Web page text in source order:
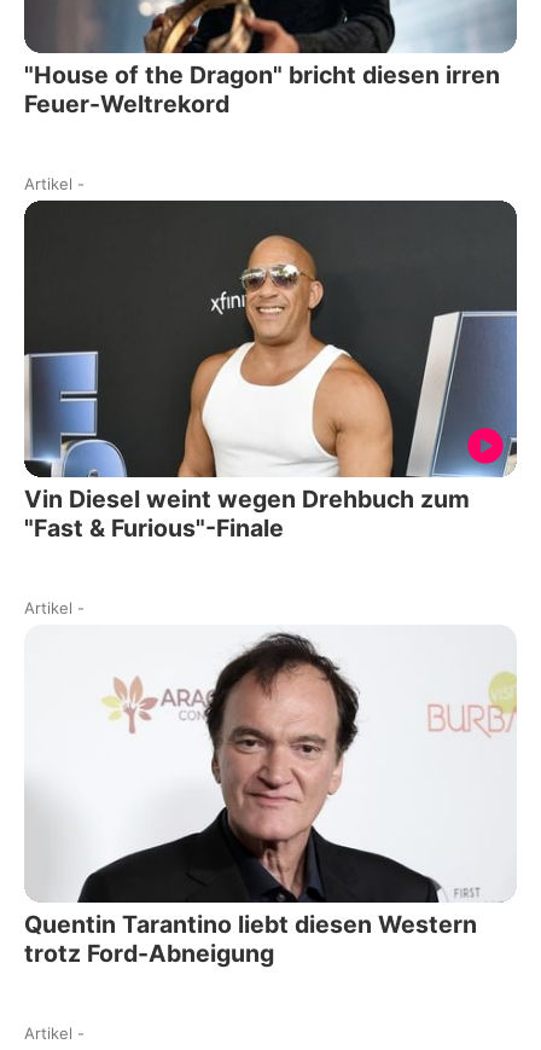
"House of the Dragon" bricht diesen irren
Feuer-Weltrekord
Artikel -
Vin Diesel weint wegen Drehbuch zum
"Fast & Furious"-Finale
Artikel -
Quentin Tarantino liebt diesen Western
trotz Ford-Abneigung
Artikel -